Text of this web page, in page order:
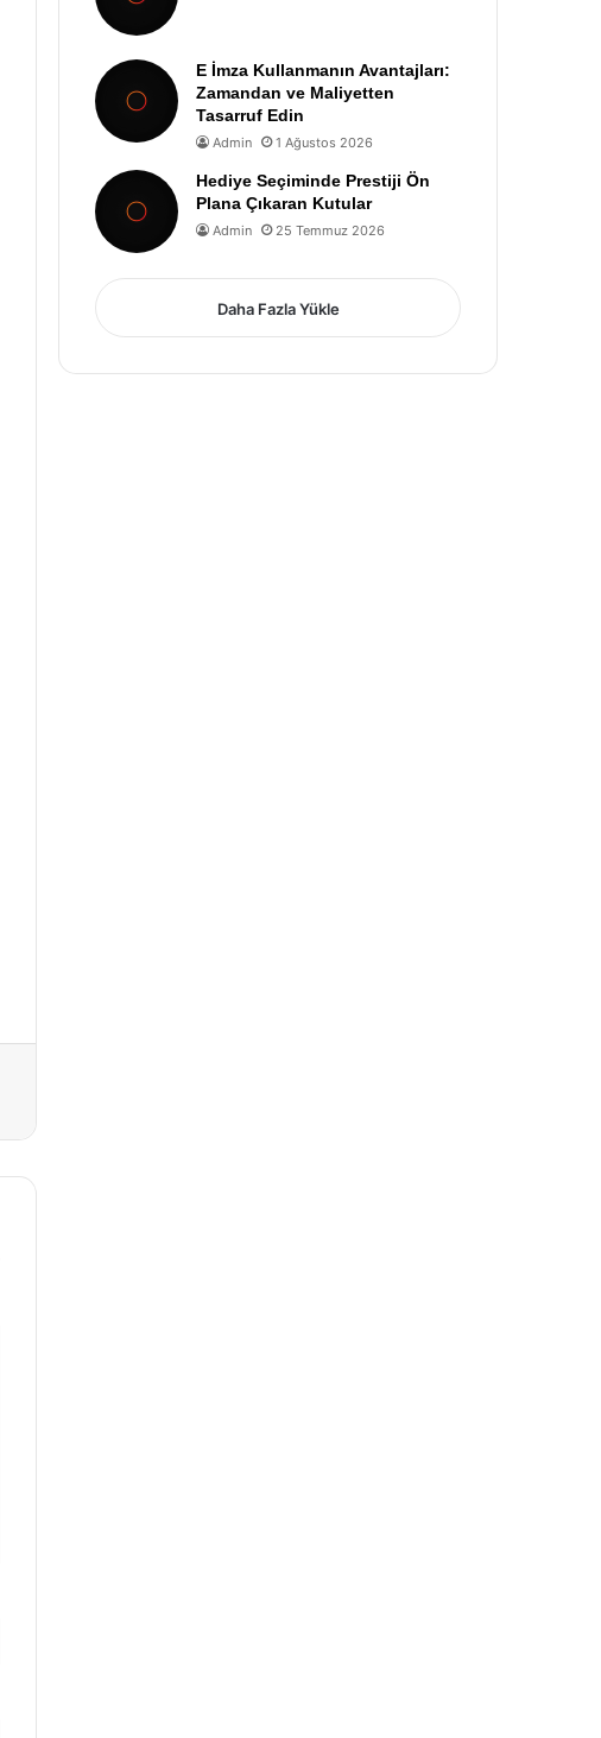
E İmza Kullanmanın Avantajları:
Zamandan ve Maliyetten
Tasarruf Edin
Admin 1 Ağustos 2026
Hediye Seçiminde Prestiji Ön
Plana Çıkaran Kutular
Admin 25 Temmuz 2026
Daha Fazla Yükle